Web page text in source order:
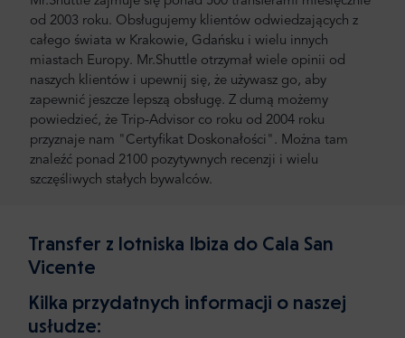
od 2003 roku. Obsługujemy klientów odwiedzających z
całego świata w Krakowie, Gdańsku i wielu innych
miastach Europy. Mr.Shuttle otrzymał wiele opinii od
naszych klientów i upewnij się, że używasz go, aby
zapewnić jeszcze lepszą obsługę. Z dumą możemy
powiedzieć, że Trip-Advisor co roku od 2004 roku
przyznaje nam "Certyfikat Doskonałości". Można tam
znaleźć ponad 2100 pozytywnych recenzji i wielu
szczęśliwych stałych bywalców.
Transfer z lotniska Ibiza do Cala San
Vicente
Kilka przydatnych informacji o naszej
usłudze: